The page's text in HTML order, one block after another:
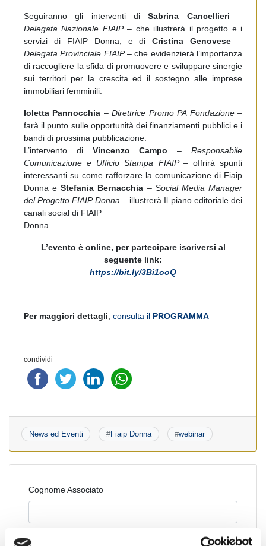
Seguiranno gli interventi diSabrina Cancellieri –
Delegata Nazionale FIAIP– che illustrerà il progetto e i
servizi di FIAIP Donna, e diCristina Genovese –
Delegata Provinciale FIAIP– che evidenzierà l’importanza
di raccogliere la sfida di promuovere e sviluppare sinergie
sui territori per la crescita ed il sostegno alle imprese
immobiliari femminili.
Ioletta Pannocchia –Direttrice Promo PA Fondazione –
farà il punto sulle opportunità dei finanziamenti pubblici e i
bandi di prossima pubblicazione.
L’intervento diVincenzo Campo –Responsabile
Comunicazione e Ufficio Stampa FIAIP – offrirà spunti
interessanti su come rafforzare la comunicazione di Fiaip
Donna eStefania Bernacchia – Social Media Manager
del Progetto FIAIP Donna – illustrerà Il piano editoriale dei
canali social di FIAIP
Donna.
L’evento è online, per partecipare iscriversi al
seguente link:
https://bit.ly/3Bi1ooQ
Per maggiori dettagli, consulta il PROGRAMMA
condividi
News ed Eventi #Fiaip Donna #webinar
Cognome Associato
Nome Associato